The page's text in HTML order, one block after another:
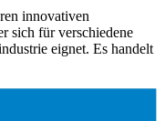
innovativen
sich für verschiedene
eignet. Es handelt